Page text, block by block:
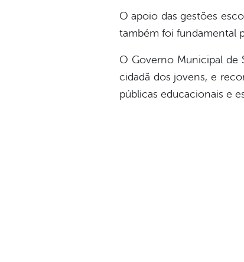
O apoio das gestões
também foi fundamental
O Governo Municipal de
cidadã dos jovens, e
públicas educacionais e